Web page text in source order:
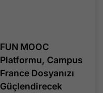
FUN MOOC
Platformu, Campus
France Dosyanızı
Güçlendirecek